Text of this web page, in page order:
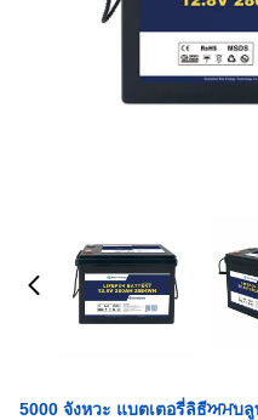
5000 จังหวะ แบตเตอรี่ลิธีਅਮบ